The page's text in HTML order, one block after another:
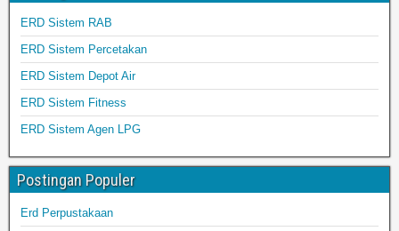
ERD Sistem RAB
ERD Sistem Percetakan
ERD Sistem Depot Air
ERD Sistem Fitness
ERD Sistem Agen LPG
Postingan Populer
Erd Perpustakaan